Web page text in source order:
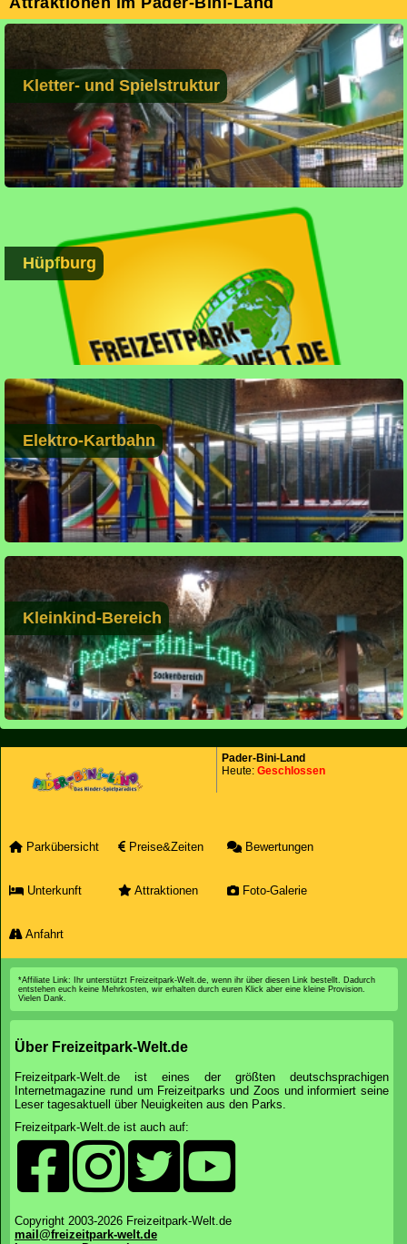
Kletter- und Spielstruktur
Hüpfburg
Elektro-Kartbahn
Kleinkind-Bereich
Pader-Bini-Land
Heute: Geschlossen
Parkübersicht Preise&Zeiten Bewertungen
Unterkunft Attraktionen Foto-Galerie
Anfahrt
*Affiliate Link: Ihr unterstützt Freizeitpark-Welt.de, wenn ihr über diesen Link bestellt. Dadurch
entstehen euch keine Mehrkosten, wir erhalten durch euren Klick aber eine kleine Provision.
Vielen Dank.
Über Freizeitpark-Welt.de
Freizeitpark-Welt.de ist eines der größten deutschsprachigen
Internetmagazine rund um Freizeitparks und Zoos und informiert seine
Leser tagesaktuell über Neuigkeiten aus den Parks.
Freizeitpark-Welt.de ist auch auf:
Copyright 2003-2026 Freizeitpark-Welt.de
mail@freizeitpark-welt.de